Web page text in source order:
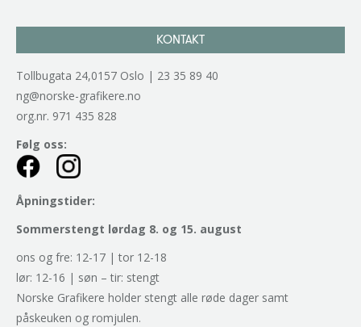
KONTAKT
Tollbugata 24,0157 Oslo | 23 35 89 40
ng@norske-grafikere.no
org.nr. 971 435 828
Følg oss:
Åpningstider:
Sommerstengt lørdag 8. og 15. august
ons og fre: 12-17 | tor 12-18
lør: 12-16 | søn – tir: stengt
Norske Grafikere holder stengt alle røde dager samt
påskeuken og romjulen.